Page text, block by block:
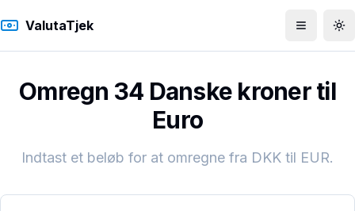
ValutaTjek Åbn menu
Omregn 34 Danske kroner til
Euro
Indtast et beløb for at omregne fra DKK til EUR.